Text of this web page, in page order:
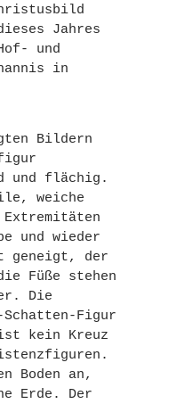
Jahres
und
in
Bildern
und flächig.
weiche
und wieder
geneigt, der
Füße stehen
Die
Figur
kein Kreuz
Boden an,
Erde. Der